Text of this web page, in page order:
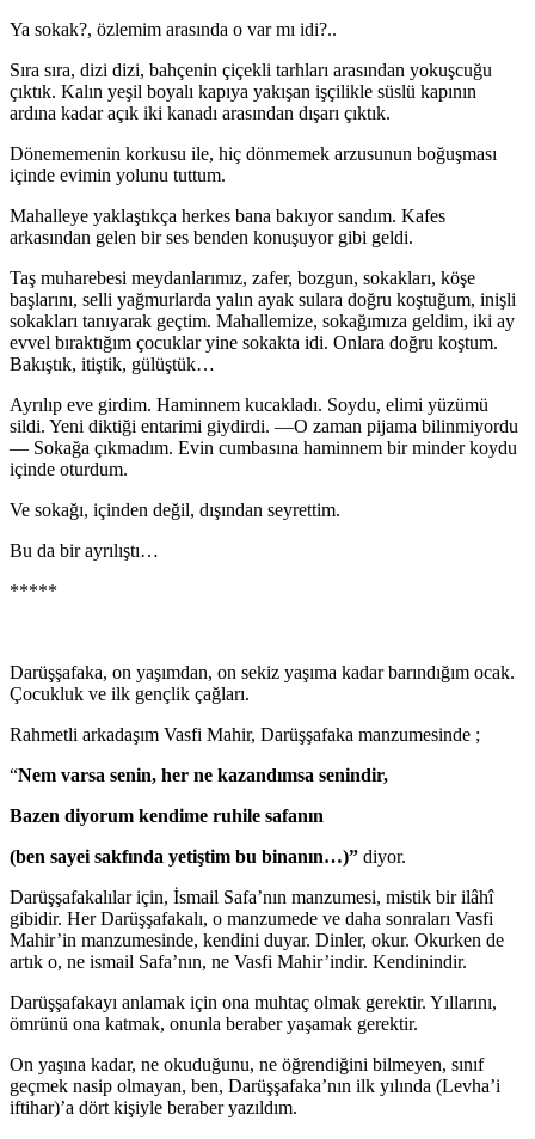
Ya sokak?, özlemim arasında o var mı idi?..
Sıra sıra, dizi dizi, bahçenin çiçekli tarhları arasından yokuşcuğu
çıktık. Kalın yeşil boyalı kapıya yakışan işçilikle süslü kapının
ardına kadar açık iki kanadı arasından dı­şarı çıktık.
Dönememenin korkusu ile, hiç dönmemek arzusunun boğuşması
içinde evimin yolunu tuttum.
Mahalleye yaklaştıkça herkes bana bakıyor sandım. Kafes
arkasından gelen bir ses benden konuşuyor gibi geldi.
Taş muharebesi meydanlarımız, zafer, bozgun, sokak­ları, köşe
başlarını, selli yağmurlarda yalın ayak sulara doğru koştuğum, inişli
sokakları tanıyarak geçtim. Mahal­lemize, sokağımıza geldim, iki ay
evvel bıraktığım çocuklar yine sokakta idi. Onlara doğru koştum.
Bakıştık, itiştik, gülüştük…
Ayrılıp eve girdim. Haminnem kucakladı. Soydu, eli­mi yüzümü
sildi. Yeni diktiği entarimi giydirdi. —O zaman pijama bilinmiyordu
— Sokağa çıkmadım. Evin cumbasına haminnem bir minder koydu
içinde oturdum.
Ve sokağı, içinden değil, dışından seyrettim.
Bu da bir ayrılıştı…
*****
Darüşşafaka, on yaşımdan, on sekiz yaşıma kadar ba­rındığım ocak.
Çocukluk ve ilk gençlik çağları.
Rahmetli arkadaşım Vasfi Mahir, Darüşşafaka man­zumesinde ;
“Nem varsa senin, her ne kazandımsa senindir,
Bazen diyorum kendime ruhile safanın
(ben sayei sakfında yetiştim bu binanın…)” diyor.
Darüşşafakalılar için, İsmail Safa’nın manzumesi, mis­tik bir ilâhî
gibidir. Her Darüşşafakalı, o manzumede ve daha sonraları Vasfi
Mahir’in manzumesinde, kendini du­yar. Dinler, okur. Okurken de
artık o, ne ismail Safa’nın, ne Vasfi Mahir’indir. Kendinindir.
Darüşşafakayı anlamak için ona muhtaç olmak gerek­tir. Yıllarını,
ömrünü ona katmak, onunla beraber yaşa­mak gerektir.
On yaşına kadar, ne okuduğunu, ne öğrendiğini bil­meyen, sınıf
geçmek nasip olmayan, ben, Darüşşafaka’nın ilk yılında (Levha’i
iftihar)’a dört kişiyle beraber yazıl­dım.